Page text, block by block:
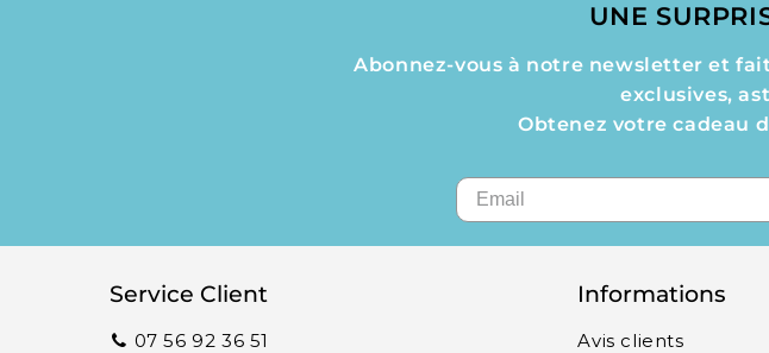
UNE
Abonnez-vous à notre newsletter et
exclusives,
Obtenez votre cadeau
Service Client
07 56 92 36 51
Informations
Avis clients